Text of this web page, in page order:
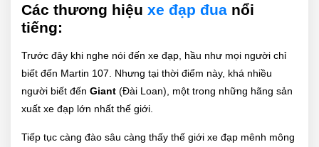
Các thương hiệu xe đạp đua nổi
tiếng:
Trước đây khi nghe nói đến xe đạp, hầu như mọi người chỉ
biết đến Martin 107. Nhưng tại thời điểm này, khá nhiều
người biết đến Giant (Đài Loan), một trong những hãng sản
xuất xe đạp lớn nhất thế giới.
Tiếp tục càng đào sâu càng thấy thế giới xe đạp mênh mông